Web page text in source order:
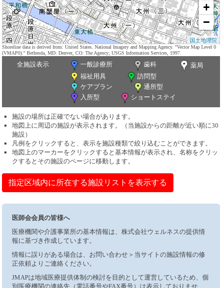
+
−
国土地理院
Shoreline data is derived from: United States. National Imagery and Mapping Agency. "Vector Map Level 0
(VMAP0)." Bethesda, MD: Denver, CO: The Agency; USGS Information Services, 1997.
全施設表示 一般診療所 歯科
薬局
福祉用具
訪問型
ケアプラン
通所型
入所型
ショートステイ
施設の場所は正確でない場合があります。
地図上に周辺の施設が表示されます。（当施設からの距離が近い順に30
施設）
凡例をクリックすると、表示を施設種類で絞り込むことができます。
地図上のマーカーをクリックすると基本情報が表示され、名称をクリッ
クするとその施設のページに移動します。
指定区域内に所在する施設リストを表示する
医師会会員の皆様へ
医療機関や介護事業所の基本情報は、株式会社ウェルネスの提供情
報に基づき作成しています。
情報に誤りがある場合は、お問い合わせ＞当サイトの施設情報の修
正依頼よりご連絡ください。
JMAPは地域医療提供体制の検討を目的として運営しているため、個
別医療機関の連絡先（電話番号やFAX番号）は表示しておりませ